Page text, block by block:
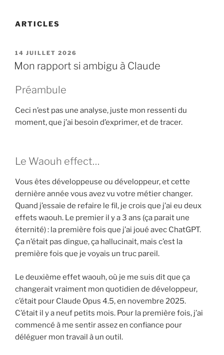
ARTICLES
PUBLIÉ
LE
14 JUILLET 2026
Mon rapport si ambigu à Claude
Préambule
Ceci n’est pas une analyse, juste mon ressenti du
moment, que j’ai besoin d’exprimer, et de tracer.
Le Waouh effect…
Vous êtes développeuse ou développeur, et cette
dernière année vous avez vu votre métier changer.
Quand j’essaie de refaire le fil, je crois que j’ai eu deux
effets waouh. Le premier il y a 3 ans (ça parait une
éternité) : la première fois que j’ai joué avec ChatGPT.
Ça n’était pas dingue, ça hallucinait, mais c’est la
première fois que je voyais un truc pareil.
Le deuxième effet waouh, où je me suis dit que ça
changerait vraiment mon quotidien de développeur,
c’était pour Claude Opus 4.5, en novembre 2025.
C’était il y a neuf petits mois. Pour la première fois, j’ai
commencé à me sentir assez en confiance pour
déléguer mon travail à un outil.